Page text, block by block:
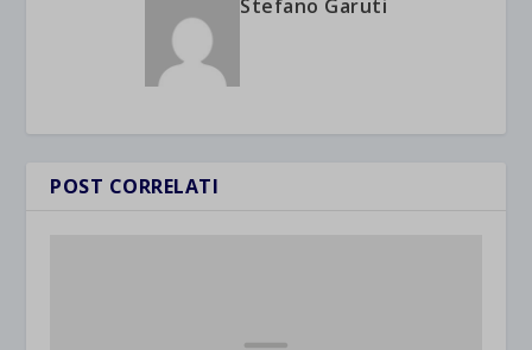
Stefano Garuti
POST CORRELATI